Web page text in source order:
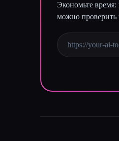
Экономьте
можно проверить